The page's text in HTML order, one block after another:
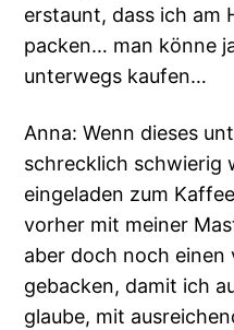
erstaunt, dass ich am
packen… man könne
unterwegs kaufen…
Anna: Wenn dieses
schrecklich schwierig
eingeladen zum
vorher mit meiner
aber doch noch einen
gebacken, damit ich
glaube, mit